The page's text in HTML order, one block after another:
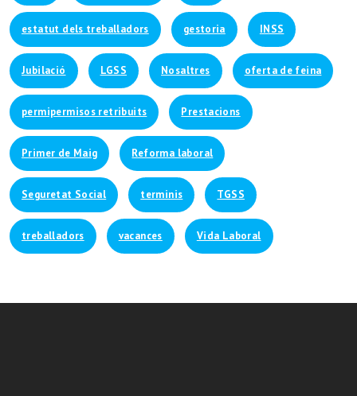
estatut dels treballadors gestoria INSS
Jubilació LGSS Nosaltres oferta de feina
permipermisos retribuits Prestacions
Primer de Maig Reforma laboral
Seguretat Social terminis TGSS
treballadors vacances Vida Laboral